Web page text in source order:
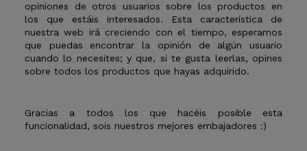
opiniones de otros usuarios sobre los productos en
los que estáis interesados. Esta característica de
nuestra web irá creciendo con el tiempo, esperamos
que puedas encontrar la opinión de algún usuario
cuando lo necesites; y que, si te gusta leerlas, opines
sobre todos los productos que hayas adquirido.
Gracias a todos los que hacéis posible esta
funcionalidad, sois nuestros mejores embajadores :)